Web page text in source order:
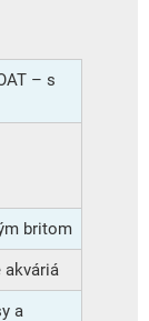
– s
britom
akváriá
a